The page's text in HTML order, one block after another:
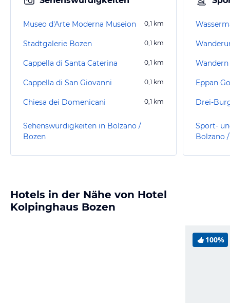
Museo d'Arte Moderna Museion 0,1 km
Stadtgalerie Bozen 0,1 km
Cappella di Santa Caterina 0,1 km
Cappella di San Giovanni 0,1 km
Chiesa dei Domenicani 0,1 km
Sehenswürdigkeiten in Bolzano /
Bozen
Eppan
Drei-
Sport-
Bolzano
Hotels in der Nähe von Hotel
Kolpinghaus Bozen
100%